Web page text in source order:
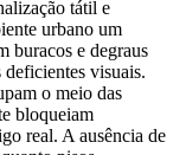
tátil e
urbano um
buracos e degraus
visuais.
o meio das
bloqueiam
real. A ausência de